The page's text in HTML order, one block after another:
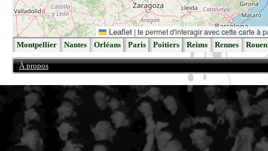
Leaflet | te permet d'interagir avec cette carte à
Montpellier Nantes Orléans Paris Poitiers Reims Rennes Rouen
À propos